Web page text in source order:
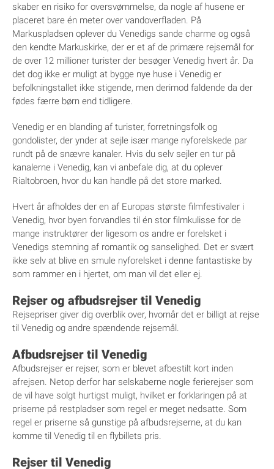
skaber en risiko for oversvømmelse, da nogle af husene er
placeret bare én meter over vandoverfladen. På
Markuspladsen oplever du Venedigs sande charme og også
den kendte Markuskirke, der er et af de primære rejsemål for
de over 12 millioner turister der besøger Venedig hvert år. Da
det dog ikke er muligt at bygge nye huse i Venedig er
befolkningstallet ikke stigende, men derimod faldende da der
fødes færre børn end tidligere.
Venedig er en blanding af turister, forretningsfolk og
gondolister, der ynder at sejle især mange nyforelskede par
rundt på de snævre kanaler. Hvis du selv sejler en tur på
kanalerne i Venedig, kan vi anbefale dig, at du oplever
Rialtobroen, hvor du kan handle på det store marked.
Hvert år afholdes der en af Europas største filmfestivaler i
Venedig, hvor byen forvandles til én stor filmkulisse for de
mange instruktører der ligesom os andre er forelsket i
Venedigs stemning af romantik og sanselighed. Det er svært
ikke selv at blive en smule nyforelsket i denne fantastiske by
som rammer en i hjertet, om man vil det eller ej.
Rejser og afbudsrejser til Venedig
Rejsepriser giver dig overblik over, hvornår det er billigt at rejse
til Venedig og andre spændende rejsemål.
Afbudsrejser til Venedig
Afbudsrejser er rejser, som er blevet afbestilt kort inden
afrejsen. Netop derfor har selskaberne nogle ferierejser som
de vil have solgt hurtigst muligt, hvilket er forklaringen på at
priserne på restpladser som regel er meget nedsatte. Som
regel er priserne så gunstige på afbudsrejserne, at du kan
komme til Venedig til en flybillets pris.
Rejser til Venedig